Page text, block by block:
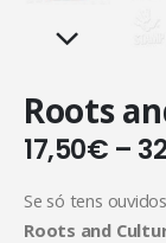
Roots
17,50€ –
Se só tens
Roots and